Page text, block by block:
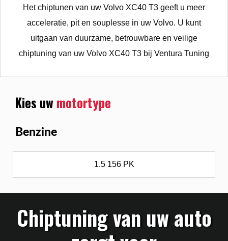
Het chiptunen van uw Volvo XC40 T3 geeft u meer
acceleratie, pit en souplesse in uw Volvo. U kunt
uitgaan van duurzame, betrouwbare en veilige
chiptuning van uw Volvo XC40 T3 bij Ventura Tuning
Kies uwmotortype
Benzine
1.5 156 PK
Chiptuning van uw auto